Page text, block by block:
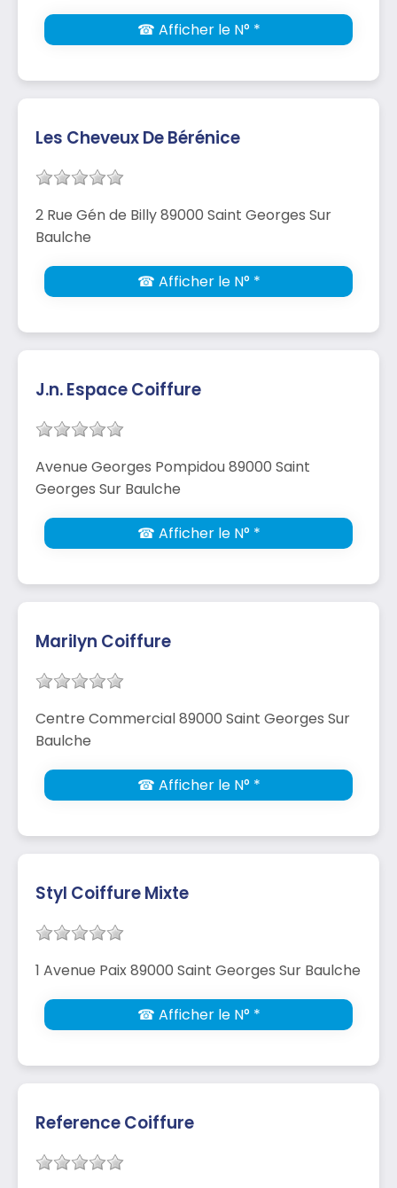
☎ Afficher le N° *
Les Cheveux De Bérénice
2 Rue Gén de Billy 89000 Saint Georges Sur
Baulche
☎ Afficher le N° *
J.n. Espace Coiffure
Avenue Georges Pompidou 89000 Saint
Georges Sur Baulche
☎ Afficher le N° *
Marilyn Coiffure
Centre Commercial 89000 Saint Georges Sur
Baulche
☎ Afficher le N° *
Styl Coiffure Mixte
1 Avenue Paix 89000 Saint Georges Sur Baulche
☎ Afficher le N° *
Reference Coiffure